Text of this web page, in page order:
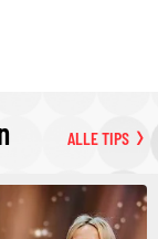
ALLE TIPS